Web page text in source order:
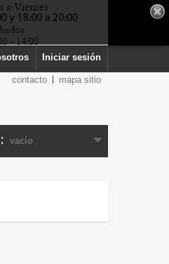
Iniciar sesión
contacto
mapa sitio
vacío